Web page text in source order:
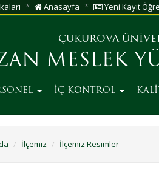
Anasayfa Yeni Kayıt
ÇUKUROVA
MESLEK
İÇ KONTROL
İlçemiz İlçemiz Resimler